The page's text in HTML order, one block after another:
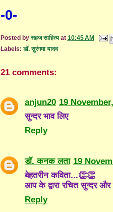
-0-
Posted byसहज साहित्य at 10:45 AM
Labels:डॉ. सुरंगमा यादव
21 comments:
anjun20 19
सुन्दर भाव लिए
Reply
डॉ. कनक लता 19
बेहतरीन कविता...👏👏
आप के द्वारा रचित सुन्दर
Reply